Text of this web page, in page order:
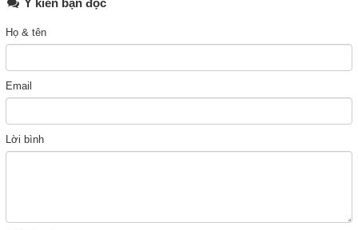
Họ & tên
Email
Lời bình